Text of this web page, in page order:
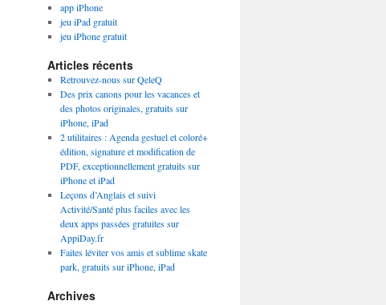
app iPhone
jeu iPad gratuit
jeu iPhone gratuit
Articles récents
Retrouvez-nous sur QeleQ
Des prix canons pour les vacances et
des photos originales, gratuits sur
iPhone, iPad
2 utilitaires : Agenda gestuel et coloré+
édition, signature et modification de
PDF, exceptionnellement gratuits sur
iPhone et iPad
Leçons d’Anglais et suivi
Activité/Santé plus faciles avec les
deux apps passées gratuites sur
AppiDay.fr
Faites léviter vos amis et sublime skate
park, gratuits sur iPhone, iPad
Archives